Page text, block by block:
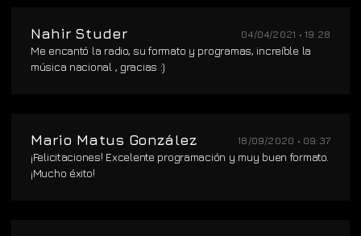
Nahir Studer 04/04/2021 • 19:28
Me encantó la radio, su formato y programas, increíble la
música nacional , gracias :)
Mario Matus González 18/09/2020 • 09:37
¡Felicitaciones! Excelente programación y muy buen formato.
¡Mucho éxito!